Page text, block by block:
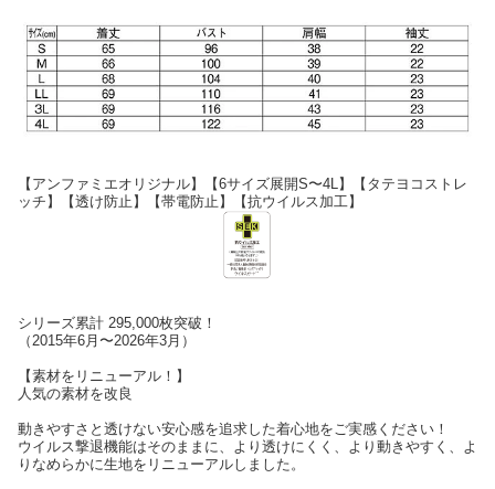
【アンファミエオリジナル】【6サイズ展開S〜4L】【タテヨコストレ
ッチ】【透け防止】【帯電防止】【抗ウイルス加工】
シリーズ累計 295,000枚突破！
（2015年6月〜2026年3月）
【素材をリニューアル！】
人気の素材を改良
動きやすさと透けない安心感を追求した着心地をご実感ください！
ウイルス撃退機能はそのままに、より透けにくく、より動きやすく、よ
りなめらかに生地をリニューアルしました。